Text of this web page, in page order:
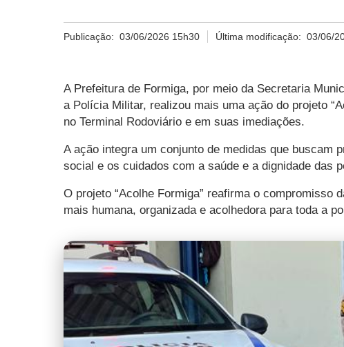
Publicação: 03/06/2026 15h30 Última modificação:03/06/
A Prefeitura de Formiga, por meio da Secretaria
a Polícia Militar, realizou mais uma ação do projeto
no Terminal Rodoviário e em suas imediações.
A ação integra um conjunto de medidas que buscam
social e os cuidados com a saúde e a dignidade das
O projeto “Acolhe Formiga” reafirma o
mais humana, organizada e acolhedora para toda a